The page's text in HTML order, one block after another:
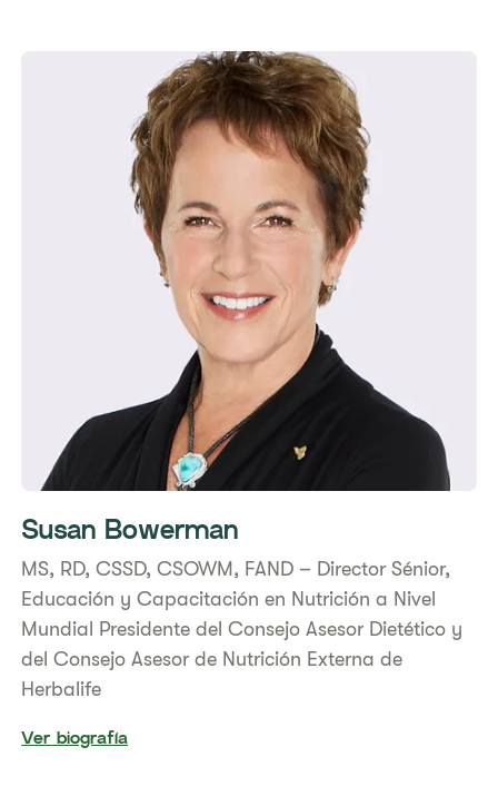
Susan Bowerman
​MS, RD, CSSD, CSOWM, FAND – Director Sénior,
Educación y Capacitación en Nutrición a Nivel
Mundial ​Presidente del Consejo Asesor Dietético y
del Consejo Asesor de Nutrición Externa de
Herbalife
Ver biografía